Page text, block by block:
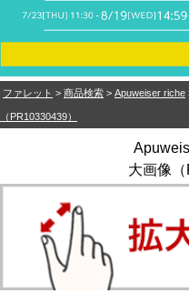
ファレット > 商品検索 > Apuweiser riche
（PR10330439）
大画像（